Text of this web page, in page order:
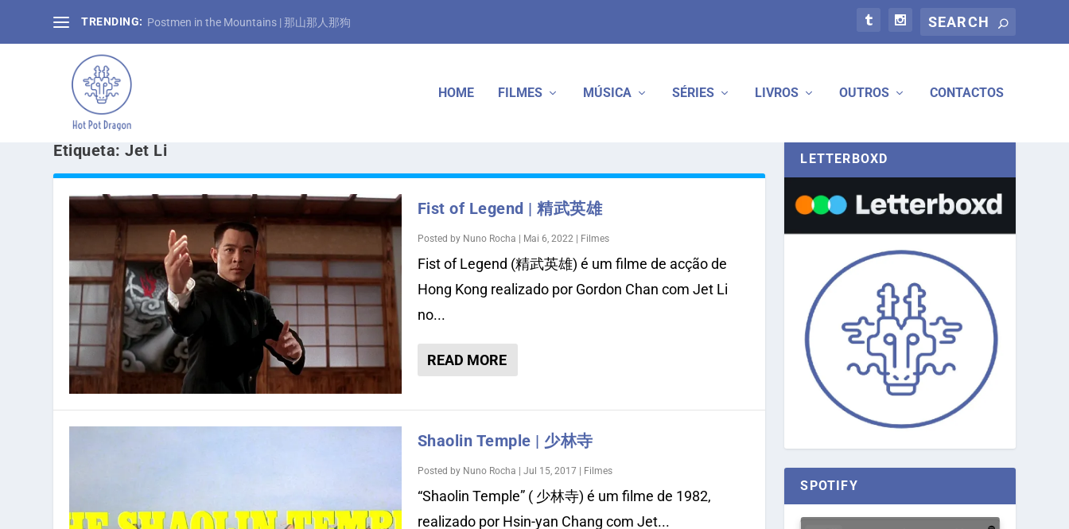
TRENDING: Postmen in the Mountains | 那山那人那狗
HOME FILMES MÚSICA SÉRIES LIVROS OUTROS CONTACTOS
Etiqueta:Jet Li
Fist of Legend | 精武英雄
Posted by Nuno Rocha Mai 6, 2022| Filmes
Fist of Legend (精武英雄) é um filme de acção de
Hong Kong realizado por Gordon Chan com Jet Li
no...
READ MORE
Shaolin Temple | 少林寺
Posted by Nuno Rocha | Jul 15, 2017| Filmes
“Shaolin Temple” ( 少林寺) é um filme de 1982,
realizado por Hsin-yan Chang com Jet...
LETTERBOXD
SPOTIFY